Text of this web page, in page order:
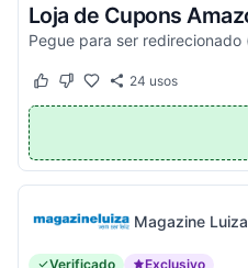
Loja de Cupons
Este cupom funcionou
Este cupom não funcionou
24 usos
Magazine Luiza
Verificado Exclusivo